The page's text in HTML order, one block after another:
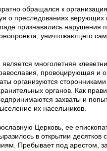
обращался к
о преследованиях
признавались нарушения
уничтожающего
многолетняя
провоцирующая и
организуются
органов. Как
захваты и
их насельников.
Церковь, ее
в открытии десятков
Пребывает под арестом,